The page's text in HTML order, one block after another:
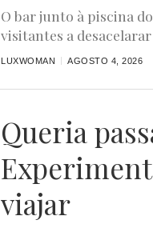
O bar junto à piscina
visitantes a
LUXWOMAN AGOSTO 4, 2026
Queria
viajar